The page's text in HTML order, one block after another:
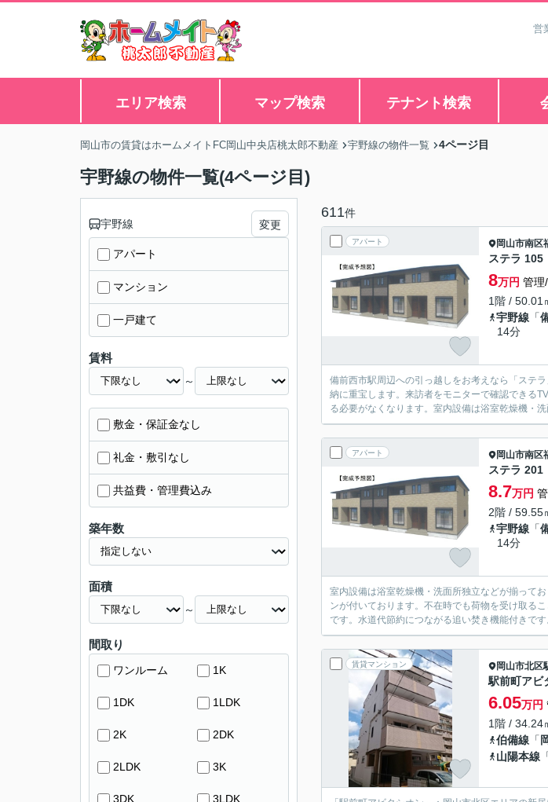
営
エリア検索 マップ検索 テナント検索
岡山市の賃貸はホームメイトFC岡山中央店桃太郎不動産 宇野線の物件一覧 4ページ目
宇野線の物件一覧(4ページ目)
611件
アパート 岡山市南区
ステラ 105
8万円 管理
1階 / 50.01
宇野線 「
14分
備前西市駅周辺への引っ越しをお考えなら「ステ
納に重宝します。来訪者をモニターで確認できる
る必要がなくなります。室内設備は浴室乾燥機・
アパート 岡山市南区
ステラ 201
8.7万円
2階 / 59.55
宇野線 「
14分
室内設備は浴室乾燥機・洗面所独立などが揃って
ンが付いております。不在時でも荷物を受け取る
です。水道代節約につながる追い焚き機能付きで
賃貸マンション 岡山市北区
駅前町アビ
6.05万円
1階 / 34.24
伯備線 「
山陽本線
宇野線 変更
アパート
マンション
一戸建て
賃料
～
敷金・保証金なし
礼金・敷引なし
共益費・管理費込み
築年数
面積
～
間取り
ワンルーム 1K
1DK 1LDK
2K 2DK
2LDK 3K
3DK 3LDK